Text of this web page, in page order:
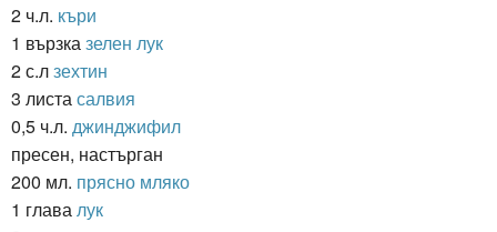
2 ч.л. къри
1 вързка зелен лук
2 с.лзехтин
3 листа салвия
0,5 ч.л. джинджифил
пресен, настърган
200 мл. прясно мляко
1 глава лук